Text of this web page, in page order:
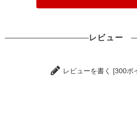
レビュー
レビューを書く [300ポ